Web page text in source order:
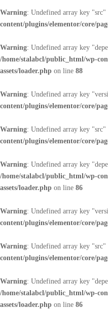
Warning: Undefined array key "src"
content/plugins/elementor/core/
Warning: Undefined array key
/home/stalabcl/public_html/wp-
assets/loader.php on line 88
Warning: Undefined array key
content/plugins/elementor/core/
Warning: Undefined array key "src"
content/plugins/elementor/core/
Warning: Undefined array key
/home/stalabcl/public_html/wp-
assets/loader.php on line 86
Warning: Undefined array key
content/plugins/elementor/core/
Warning: Undefined array key "src"
content/plugins/elementor/core/
Warning: Undefined array key
/home/stalabcl/public_html/wp-
assets/loader.php on line 86